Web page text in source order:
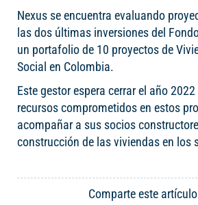
Nexus se encuentra evaluando
las dos últimas inversiones del
un portafolio de 10 proyectos de
Social en Colombia.
Este gestor espera cerrar el año
recursos comprometidos en estos
acompañar a sus socios
construcción de las viviendas en los
Comparte este